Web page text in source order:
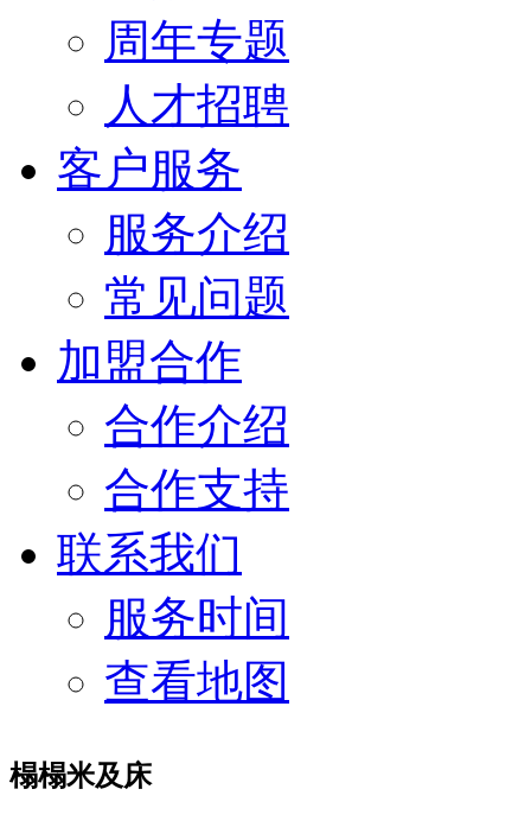
周年专题
人才招聘
客户服务
服务介绍
常见问题
加盟合作
合作介绍
合作支持
联系我们
服务时间
查看地图
榻榻米及床